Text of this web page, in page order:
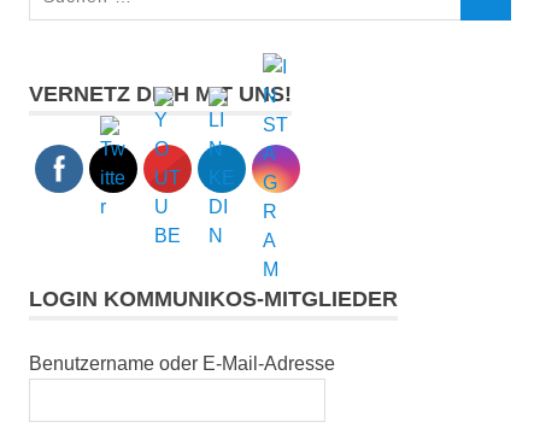
VERNETZ DICH MIT UNS!
LOGIN KOMMUNIKOS-MITGLIEDER
Benutzername oder E-Mail-Adresse